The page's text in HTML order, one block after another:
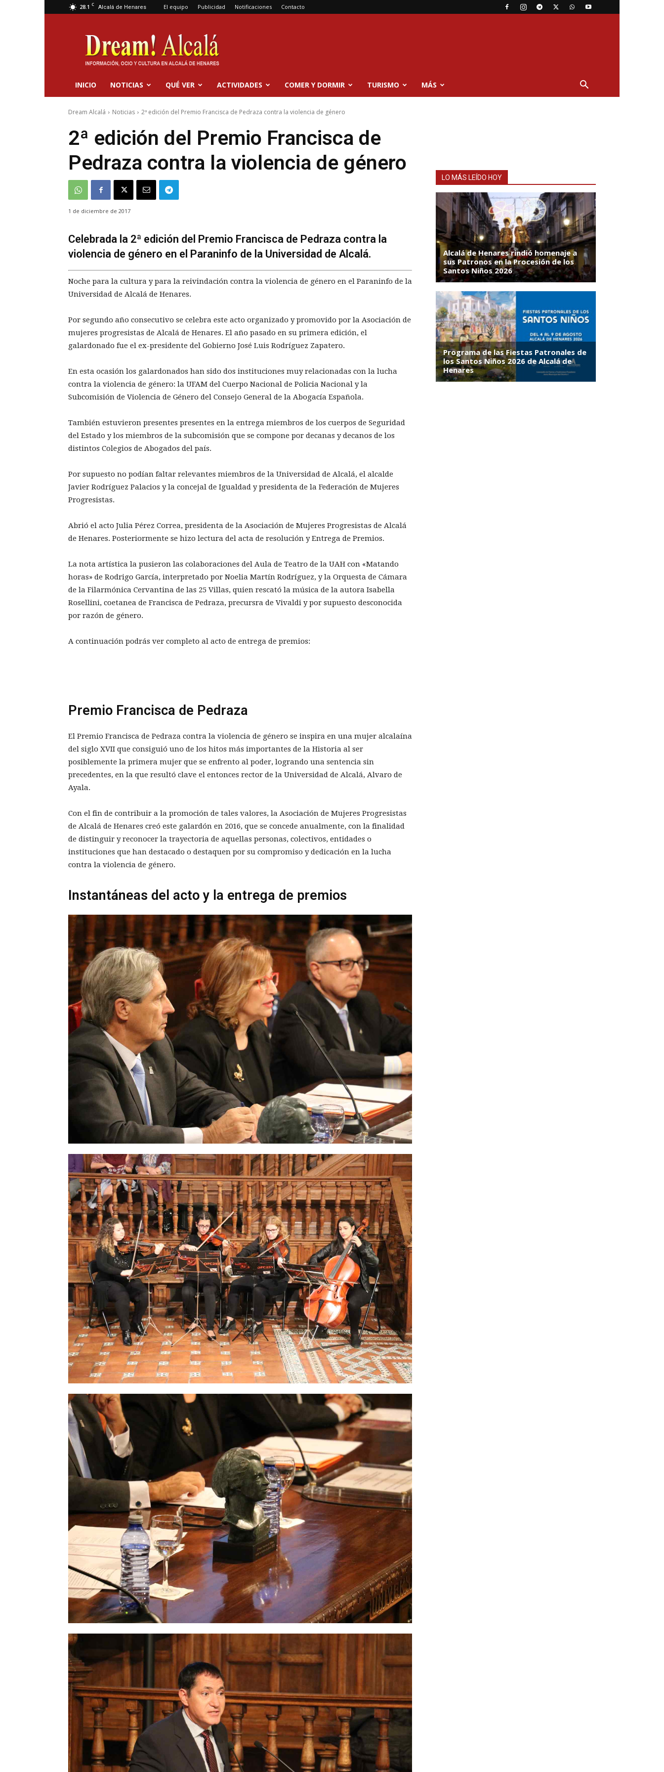
28.1 C Alcalá de Henares El equipo Publicidad Notificaciones Contacto
Dream
Alcalá
INICIO NOTICIAS QUÉ VER ACTIVIDADES COMER Y DORMIR TURISMO MÁS
Dream Alcalá Noticias 2ª edición del Premio Francisca de Pedraza contra la violencia de género
2ª edición del Premio Francisca de
Pedraza contra la violencia de género
1 de diciembre de 2017
Celebrada la 2ª edición del Premio Francisca de Pedraza contra la
violencia de género en el Paraninfo de la Universidad de Alcalá.
Noche para la cultura y para la reivindación contra la violencia de género en el Paraninfo de la
Universidad de Alcalá de Henares.
Por segundo año consecutivo se celebra este acto organizado y promovido por la Asociación de
mujeres progresistas de Alcalá de Henares. El año pasado en su primera edición, el
galardonado fue el ex-presidente del Gobierno José Luis Rodríguez Zapatero.
En esta ocasión los galardonados han sido dos instituciones muy relacionadas con la lucha
contra la violencia de género: la UFAM del Cuerpo Nacional de Policia Nacional y la
Subcomisión de Violencia de Género del Consejo General de la Abogacía Española.
También estuvieron presentes presentes en la entrega miembros de los cuerpos de Seguridad
del Estado y los miembros de la subcomisión que se compone por decanas y decanos de los
distintos Colegios de Abogados del país.
Por supuesto no podían faltar relevantes miembros de la Universidad de Alcalá, el alcalde
Javier Rodríguez Palacios y la concejal de Igualdad y presidenta de la Federación de Mujeres
Progresistas.
Abrió el acto Julia Pérez Correa, presidenta de la Asociación de Mujeres Progresistas de Alcalá
de Henares. Posteriormente se hizo lectura del acta de resolución y Entrega de Premios.
La nota artística la pusieron las colaboraciones del Aula de Teatro de la UAH con «Matando
horas» de Rodrigo García, interpretado por Noelia Martín Rodríguez, y la Orquesta de Cámara
de la Filarmónica Cervantina de las 25 Villas, quien rescató la música de la autora Isabella
Rosellini, coetanea de Francisca de Pedraza, precursra de Vivaldi y por supuesto desconocida
por razón de género.
A continuación podrás ver completo al acto de entrega de premios:
Premio Francisca de Pedraza
El Premio Francisca de Pedraza contra la violencia de género se inspira en una mujer alcalaína
del siglo XVII que consiguió uno de los hitos más importantes de la Historia al ser
posiblemente la primera mujer que se enfrento al poder, logrando una sentencia sin
precedentes, en la que resultó clave el entonces rector de la Universidad de Alcalá, Alvaro de
Ayala.
Con el fin de contribuir a la promoción de tales valores, la Asociación de Mujeres Progresistas
de Alcalá de Henares creó este galardón en 2016, que se concede anualmente, con la finalidad
de distinguir y reconocer la trayectoria de aquellas personas, colectivos, entidades o
instituciones que han destacado o destaquen por su compromiso y dedicación en la lucha
contra la violencia de género.
Instantáneas del acto y la entrega de premios
LO MÁS LEÍDO HOY